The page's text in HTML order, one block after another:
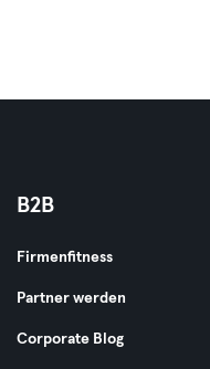
B2B
Firmenfitness
Partner werden
Corporate Blog